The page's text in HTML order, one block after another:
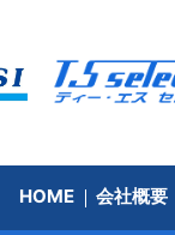
HOME 会社概要